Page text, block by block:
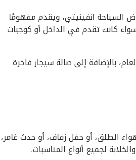
انفينيتي، ويقدم مفهومًا
كانت تقدم في الداخل أو كوجبات
بالإضافة إلى صالة سيجار فاخرة
الطلق، أو حفل زفاف، أو حدث غامر،
لجميع أنواع المناسبات.